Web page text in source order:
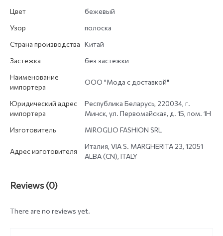
Цвет
бежевый
Узор
полоска
Страна производства Китай
Застежка
без застежки
Наименование
импортера
ООО "Мода с доставкой"
Юридический адрес
импортера
Республика Беларусь, 220034, г.
Минск, ул. Первомайская, д. 15, пом. 1Н
Изготовитель
MIROGLIO FASHION SRL
Адрес изготовителя
Италия, VIA S. MARGHERITA 23, 12051
ALBA (CN), ITALY
Reviews (0)
There are no reviews yet.